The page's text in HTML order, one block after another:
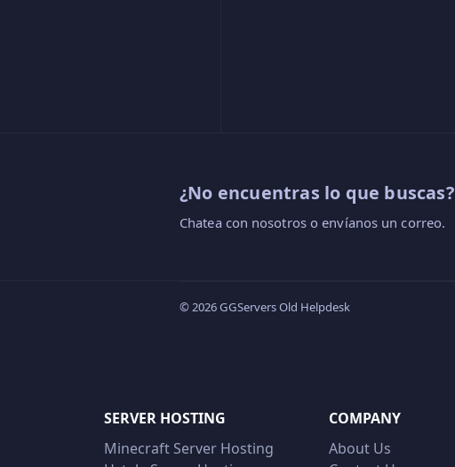
¿No encuentras lo que buscas?
Chatea con nosotros o envíanos un correo.
© 2026 GGServers Old Helpdesk
SERVER HOSTING
Minecraft Server Hosting
COMPANY
About Us